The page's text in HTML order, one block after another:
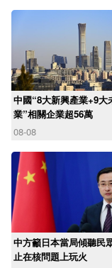
中國“8大新興產業+9大
業”相關企業超56萬
08-08
中方籲日本當局傾聽民
止在核問題上玩火